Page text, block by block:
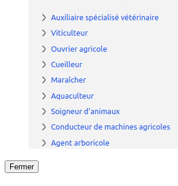
Fermer